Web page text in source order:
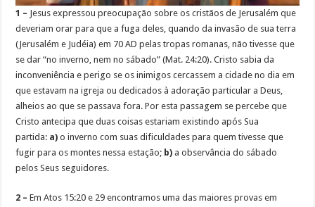
1 – Jesus expressou preocupação sobre os cristãos de Jerusalém que
deveriam orar para que a fuga deles, quando da invasão de sua terra
(Jerusalém e Judéia) em 70 AD pelas tropas romanas, não tivesse que
se dar “no inverno, nem no sábado” (Mat. 24:20). Cristo sabia da
inconveniência e perigo se os inimigos cercassem a cidade no dia em
que estavam na igreja ou dedicados à adoração particular a Deus,
alheios ao que se passava fora. Por esta passagem se percebe que
Cristo antecipa que duas coisas estariam existindo após Sua
partida: a) o inverno com suas dificuldades para quem tivesse que
fugir para os montes nessa estação; b) a observância do sábado
pelos Seus seguidores.
2 – Em Atos 15:20 e 29 encontramos uma das maiores provas em